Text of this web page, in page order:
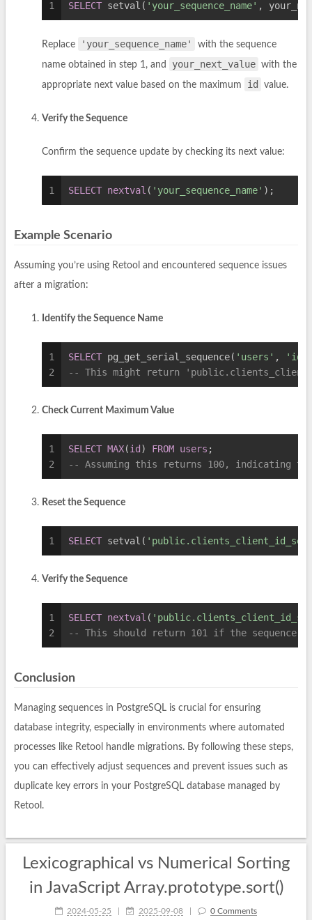
1 SELECT setval( 'your_sequence_name' ,
Replace 'your_sequence_name' with the sequence
name obtained in step 1, and your_next_value with the
appropriate next value based on the maximum id value.
Verify the Sequence
Confirm the sequence update by checking its next value:
1 SELECT nextval ( 'your_sequence_name' );
Example Scenario
Assuming you’re using Retool and encountered sequence issues
after a migration:
Identify the Sequence Name
1
2
SELECT pg_get_serial_sequence( 'users' , 'id'
-- This might return
Check Current Maximum Value
1
2
SELECT MAX(id) FROM users ;
-- Assuming this returns 100, indicating
Reset the Sequence
1 SELECT setval(
Verify the Sequence
1
2
SELECT nextval (
-- This should return 101 if the sequence
Conclusion
Managing sequences in PostgreSQL is crucial for ensuring
database integrity, especially in environments where automated
processes like Retool handle migrations. By following these steps,
you can effectively adjust sequences and prevent issues such as
duplicate key errors in your PostgreSQL database managed by
Retool.
Lexicographical vs Numerical Sorting
in JavaScript Array.prototype.sort()
2024-05-25 2025-09-08 0 Comments